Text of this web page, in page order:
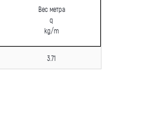
Вес метра
q
kg/m
3.71